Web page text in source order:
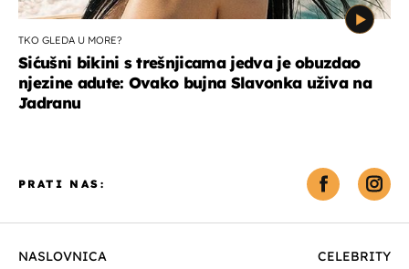
TKO GLEDA U MORE?
Sićušni bikini s trešnjicama jedva je obuzdao
njezine adute: Ovako bujna Slavonka uživa na
Jadranu
NASLOVNICA
CELEBRITY
PRATI NAS: